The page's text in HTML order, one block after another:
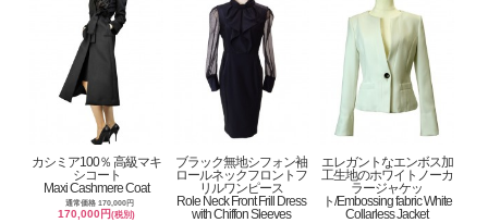
カシミア100％ 高級マキ
シコート
Maxi Cashmere Coat
通常価格 170,000円
170,000円(税別)
ブラック無地シフォン袖
ロールネックフロントフ
リルワンピース
Role Neck Front Frill Dress
with Chiffon Sleeves
エレガントなエンボス加
工生地のホワイトノーカ
ラージャケッ
ト/Embossing fabric White
Collarless Jacket